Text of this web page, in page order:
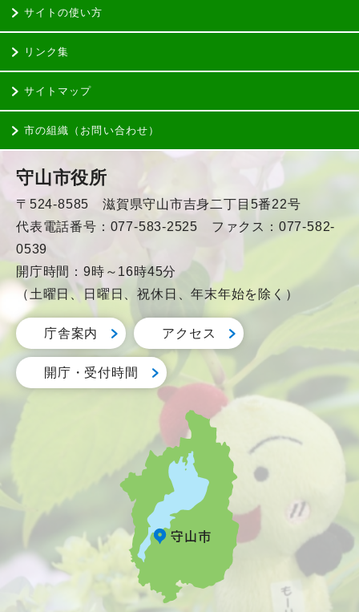
サイトの使い方
リンク集
サイトマップ
市の組織（お問い合わせ）
守山市役所
〒524-8585 滋賀県守山市吉身二丁目5番22号
代表電話番号：077-583-2525 ファクス：077-582-
0539
開庁時間：9時～16時45分
（土曜日、日曜日、祝休日、年末年始を除く）
庁舎案内 アクセス
開庁・受付時間